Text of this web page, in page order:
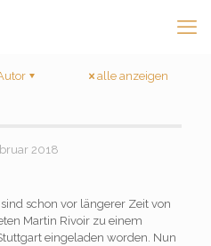
alle anzeigen
2018
schon vor längerer Zeit von
Martin Rivoir zu einem
eingeladen worden. Nun